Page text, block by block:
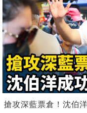
搶攻深藍票倉！沈伯